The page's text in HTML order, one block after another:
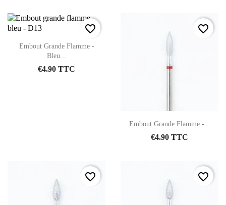
Embout Grande Flamme -
Bleu...
€4.90 TTC
favorite_border
Embout Grande Flamme -...
€4.90 TTC
favorite_border
favorite_border favorite_border